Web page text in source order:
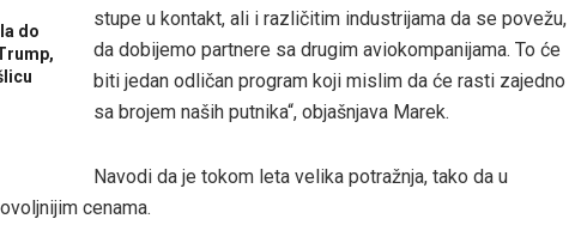
do
stupe u kontakt, ali i različitim industrijama da se povežu,
da dobijemo partnere sa drugim aviokompanijama. To će
biti jedan odličan program koji mislim da će rasti zajedno
sa brojem naših putnika“, objašnjava Marek.
Navodi da je tokom leta velika potražnja, tako da u
cenama.